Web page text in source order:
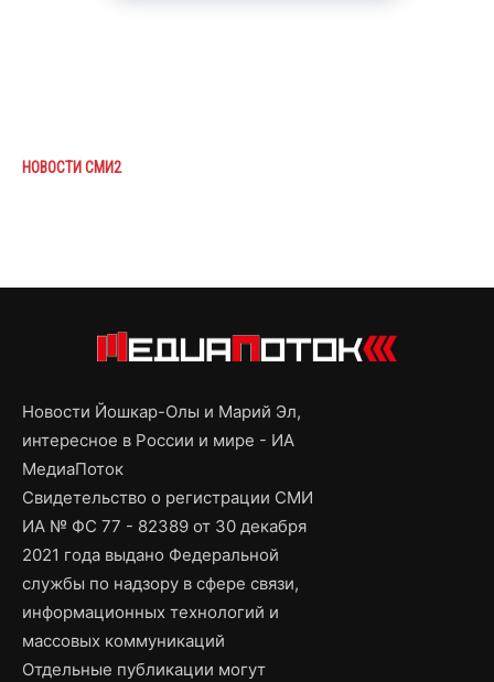
НОВОСТИ СМИ2
Новости Йошкар-Олы и Марий Эл,
интересное в России и мире - ИА
МедиаПоток
Свидетельство о регистрации СМИ
ИА № ФС 77 - 82389 от 30 декабря
2021 года выдано Федеральной
службы по надзору в сфере связи,
информационных технологий и
массовых коммуникаций
Отдельные публикации могут